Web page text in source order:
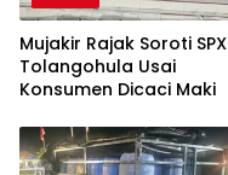
Mujakir Rajak Soroti SPX
Tolangohula Usai
Konsumen Dicaci Maki